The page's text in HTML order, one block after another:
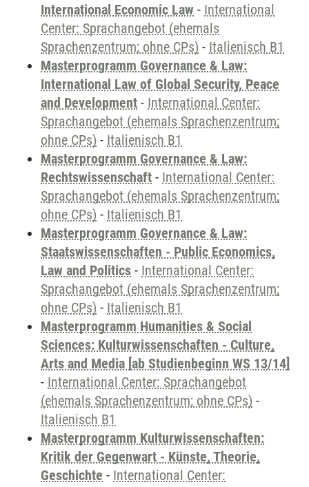
International Economic Law - International
Center: Sprachangebot (ehemals
Sprachenzentrum; ohne CPs) - Italienisch B1
Masterprogramm Governance & Law:
International Law of Global Security, Peace
and Development - International Center:
Sprachangebot (ehemals Sprachenzentrum;
ohne CPs) - Italienisch B1
Masterprogramm Governance & Law:
Rechtswissenschaft - International Center:
Sprachangebot (ehemals Sprachenzentrum;
ohne CPs) - Italienisch B1
Masterprogramm Governance & Law:
Staatswissenschaften - Public Economics,
Law and Politics - International Center:
Sprachangebot (ehemals Sprachenzentrum;
ohne CPs) - Italienisch B1
Masterprogramm Humanities & Social
Sciences: Kulturwissenschaften - Culture,
Arts and Media [ab Studienbeginn WS 13/14]
- International Center: Sprachangebot
(ehemals Sprachenzentrum; ohne CPs) -
Italienisch B1
Masterprogramm Kulturwissenschaften:
Kritik der Gegenwart - Künste, Theorie,
Geschichte - International Center: